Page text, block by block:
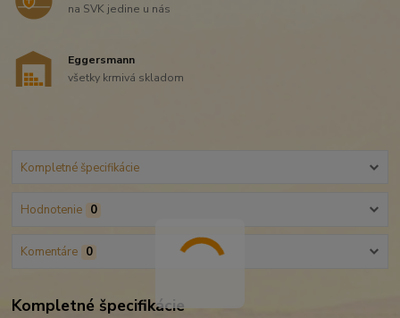
na SVK jedine u nás
Eggersmann
všetky krmivá skladom
Kompletné špecifikácie
Hodnotenie 0
Komentáre 0
Kompletné špecifikácie